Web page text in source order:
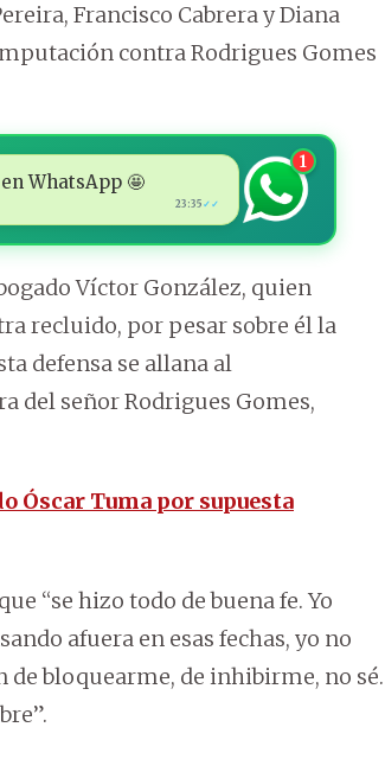
Francisco Cabrera y Diana
contra Rodrigues Gomes
WhatsApp 🤩
23:35 ✓✓
1
Víctor González, quien
recluido, por pesar sobre él la
defensa se allana al
del señor Rodrigues Gomes,
Óscar Tuma por supuesta
“se hizo todo de buena fe. Yo
afuera en esas fechas, yo no
de bloquearme, de inhibirme, no sé.